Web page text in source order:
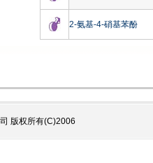
2-氨基-4-硝基苯酚
版权所有(C)2006